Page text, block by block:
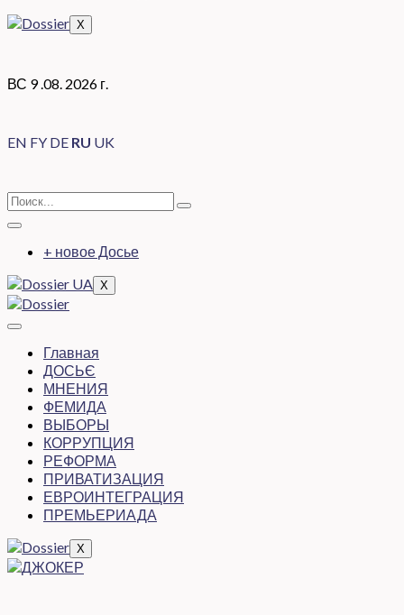
X
ВС 9 .08. 2026 г.
EN FY DE RU UK
+ новое Досье
X
Главная
ДОСЬЄ
МНЕНИЯ
ФЕМИДА
ВЫБОРЫ
КОРРУПЦИЯ
РЕФОРМА
ПРИВАТИЗАЦИЯ
ЕВРОИНТЕГРАЦИЯ
ПРЕМЬЕРИАДА
X